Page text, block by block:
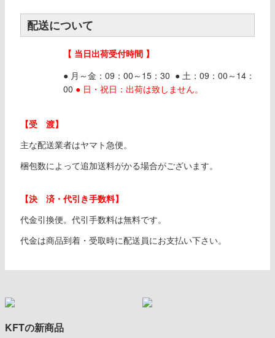
配送について
【 当日出荷受付時間 】
● 月～金：09：00～15：30 ● 土：09：00～14：
00 ● 日・祝日：出荷は致しません。
【受 渡】
主な配送業者はヤマト急便。
梱包数によって追加送料がかる場合がございます。
【決 済・代引き手数料】
代金引換便。代引手数料は無料です。
代金は商品到着・受取時に配送員にお支払い下さい。
KFTの新商品